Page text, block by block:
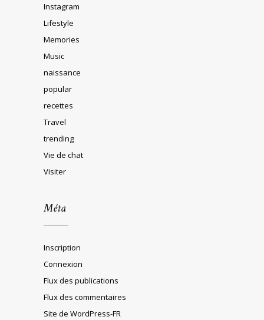
Instagram
Lifestyle
Memories
Music
naissance
popular
recettes
Travel
trending
Vie de chat
Visiter
Méta
Inscription
Connexion
Flux des publications
Flux des commentaires
Site de WordPress-FR